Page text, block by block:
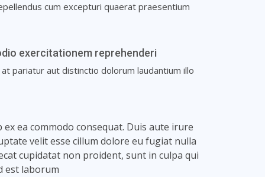
cum excepturi quaerat praesentium
exercitationem reprehenderi
pariatur aut distinctio dolorum laudantium illo
ea commodo consequat. Duis aute irure
velit esse cillum dolore eu fugiat nulla
cupidatat non proident, sunt in culpa qui
est laborum